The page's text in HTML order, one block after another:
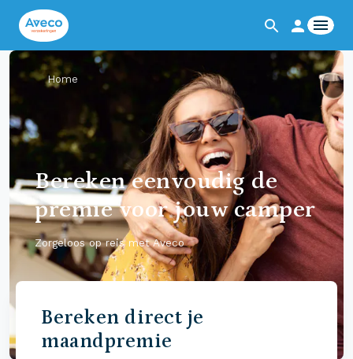
Home
Bereken eenvoudig de
premie voor jouw camper
Zorgeloos op reis met Aveco
Bereken direct je
maandpremie